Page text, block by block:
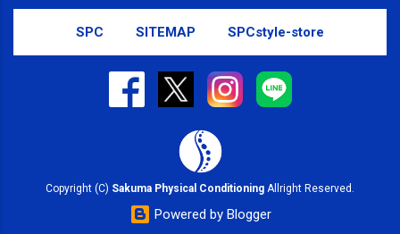
SPC SITEMAP SPCstyle-store
Copyright (C) Sakuma Physical Conditioning Allright Reserved.
Powered by Blogger